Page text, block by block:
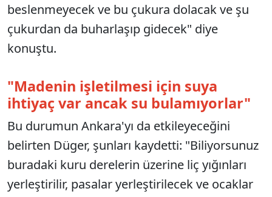
beslenmeyecek ve bu çukura dolacak ve şu
çukurdan da buharlaşıp gidecek" diye
konuştu.
"Madenin işletilmesi için suya
ihtiyaç var ancak su bulamıyorlar"
Bu durumun Ankara'yı da etkileyeceğini
belirten Düger, şunları kaydetti: "Biliyorsunuz
buradaki kuru derelerin üzerine liç yığınları
yerleştirilir, pasalar yerleştirilecek ve ocaklar